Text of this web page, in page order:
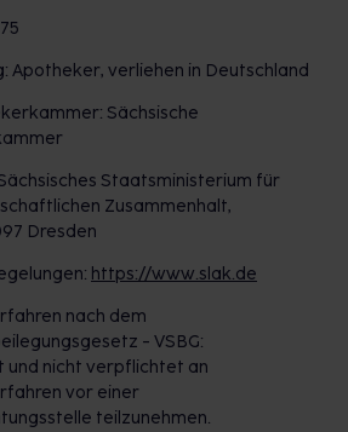
Apotheker, verliehen in Deutschland
Sächsische
Staatsministerium für
Zusammenhalt,
Dresden
https://www.slak.de
nach dem
- VSBG:
und nicht verpflichtet an
vor einer
teilzunehmen.